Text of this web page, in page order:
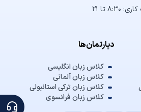
تا 21
دپارتمان‌ها
کلاس زبان انگلیسی
کلاس زبان آلمانی
کلاس زبان ترکی استانبولی
کلاس زبان فرانسوی